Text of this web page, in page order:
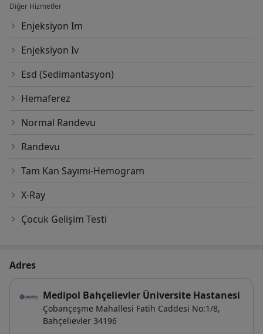
Diğer Hizmetler
Enjeksiyon Im
Enjeksiyon Iv
Esd (Sedimantasyon)
Hemaferez
Normal Randevu
Randevu
Tam Kan Sayımı-Hemogram
X-Ray
Çocuk Gelişim Testi
Adres
Medipol Bahçelievler Üniversite Hastanesi
Çobançeşme Mahallesi Fatih Caddesi No:1/8,
Bahçelievler 34196